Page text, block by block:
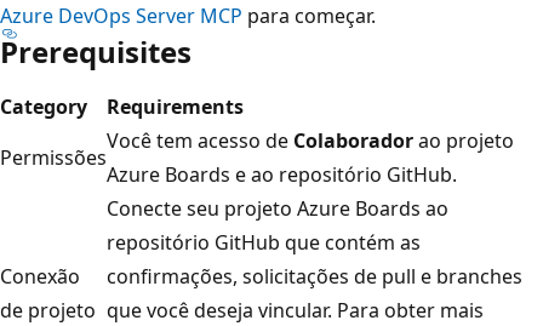
Azure DevOps Server MCP para começar.
Prerequisites
Category
Requirements
Permissões
Você tem acesso de Colaboradorao projeto
Azure Boards e ao repositório GitHub.
Conexão
de projeto
Conecte seu projeto Azure Boards ao
repositório GitHub que contém as
confirmações, solicitações de pull e branches
que você deseja vincular. Para obter mais